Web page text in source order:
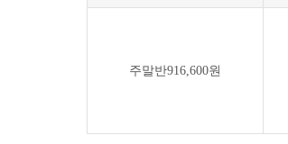
주말반916,600원